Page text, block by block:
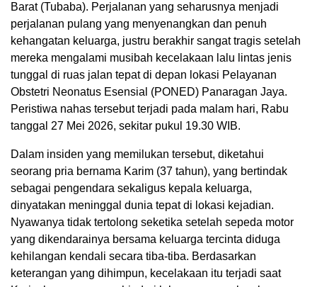
Barat (Tubaba). Perjalanan yang seharusnya menjadi
perjalanan pulang yang menyenangkan dan penuh
kehangatan keluarga, justru berakhir sangat tragis setelah
mereka mengalami musibah kecelakaan lalu lintas jenis
tunggal di ruas jalan tepat di depan lokasi Pelayanan
Obstetri Neonatus Esensial (PONED) Panaragan Jaya.
Peristiwa nahas tersebut terjadi pada malam hari, Rabu
tanggal 27 Mei 2026, sekitar pukul 19.30 WIB.
Dalam insiden yang memilukan tersebut, diketahui
seorang pria bernama Karim (37 tahun), yang bertindak
sebagai pengendara sekaligus kepala keluarga,
dinyatakan meninggal dunia tepat di lokasi kejadian.
Nyawanya tidak tertolong seketika setelah sepeda motor
yang dikendarainya bersama keluarga tercinta diduga
kehilangan kendali secara tiba-tiba. Berdasarkan
keterangan yang dihimpun, kecelakaan itu terjadi saat